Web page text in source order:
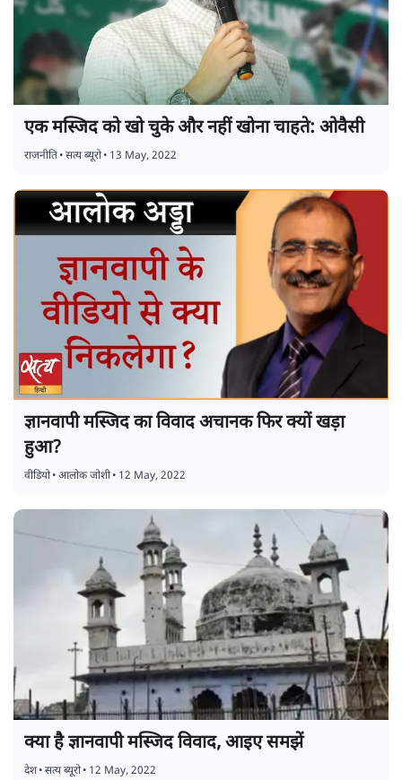
एक मस्जिद को खो चुके और नहीं खोना चाहते: ओवैसी
राजनीति•सत्य ब्यूरो• 13 May, 2022
ज्ञानवापी मस्जिद का विवाद अचानक फिर क्यों खड़ा
हुआ?
वीडियो•आलोक जोशी• 12 May, 2022
क्या है ज्ञानवापी मस्जिद विवाद, आइए समझें
देश•सत्य ब्यूरो• 12 May, 2022